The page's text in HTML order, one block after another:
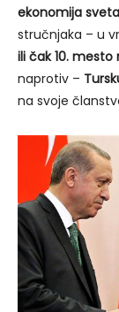
ekonomija sveta
stručnjaka – u
ili čak 10.
naprotiv –
na svoje